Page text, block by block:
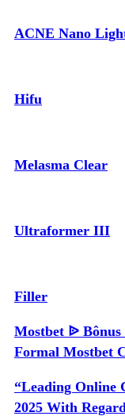
ACNE Nano
Hifu
Melasma Clear
Ultraformer III
Filler
Mostbet ᐉ Bônus
Formal Mostbet
“Leading Online
2025 With